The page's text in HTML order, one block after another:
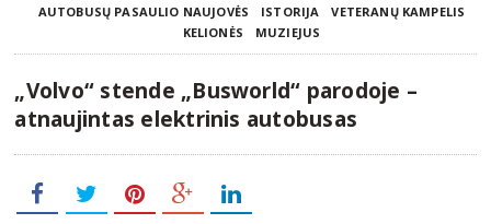
AUTOBUSŲ PASAULIO NAUJOVĖS
ISTORIJA
VETERANŲ KAMPELIS
KELIONĖS
MUZIEJUS
„Volvo“ stende „Busworld“ parodoje –
atnaujintas elektrinis autobusas